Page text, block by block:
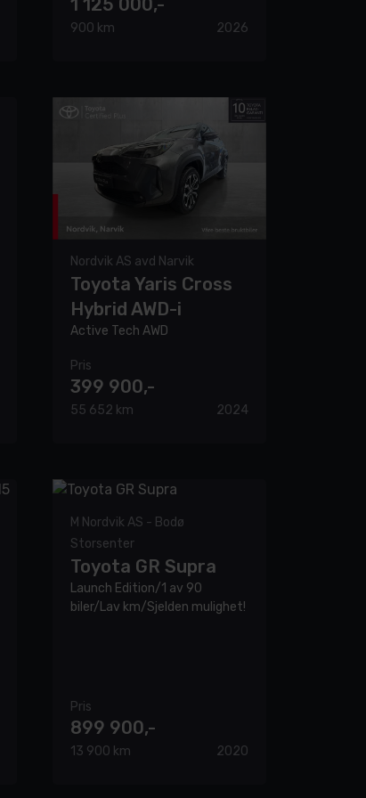
1 125 000,-
900 km 2026
Nordvik AS avd Narvik
Toyota Yaris Cross
Hybrid AWD-i
Active Tech AWD
Pris
399 900,-
55 652 km 2024
M Nordvik AS - Bodø
Storsenter
Toyota GR Supra
Launch Edition/1 av 90
biler/Lav km/Sjelden mulighet!
Pris
899 900,-
13 900 km 2020